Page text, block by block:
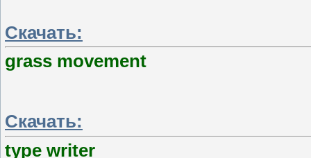
Скачать:
grass movement
Скачать:
type writer